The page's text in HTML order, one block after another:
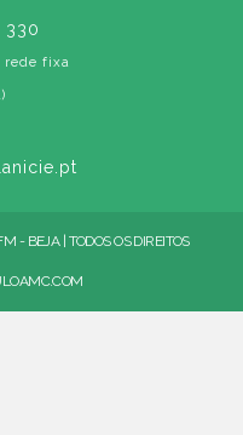
330
rede fixa
- BEJA | TODOS OS DIREITOS